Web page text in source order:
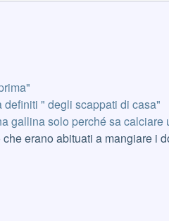
" degli scappati di casa"
gallina solo perché sa calciare
erano abituati a mangiare i